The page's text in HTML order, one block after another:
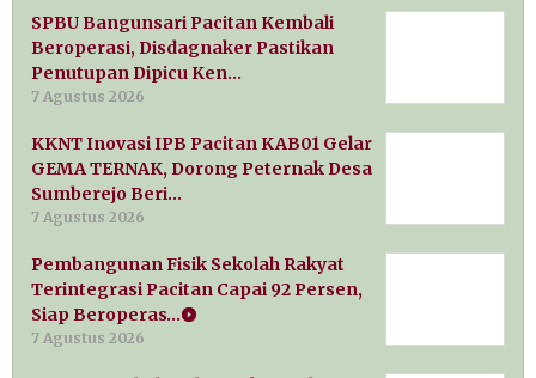
SPBU Bangunsari Pacitan Kembali
Beroperasi, Disdagnaker Pastikan
Penutupan Dipicu Ken…
7 Agustus 2026
KKNT Inovasi IPB Pacitan KAB01 Gelar
GEMA TERNAK, Dorong Peternak Desa
Sumberejo Beri…
7 Agustus 2026
Pembangunan Fisik Sekolah Rakyat
Terintegrasi Pacitan Capai 92 Persen,
Siap Beroperas…
7 Agustus 2026